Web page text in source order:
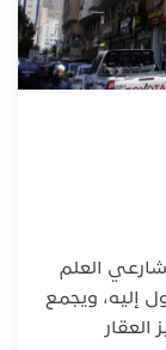
العلم
إليه، ويجمع
العقار